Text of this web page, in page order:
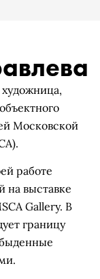
Московской
работе
на выставке
Gallery. В
границу